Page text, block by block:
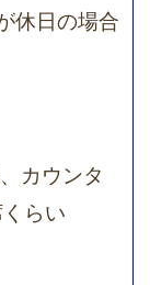
休日の場合
カウンタ
らい